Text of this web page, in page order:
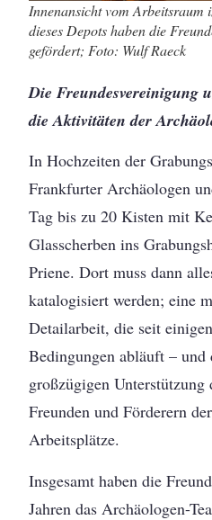
Innenansicht vom Arbeitsraum
dieses Depots haben die
gefördert; Foto: Wulf Raeck
Die Freundesvereinigung
die Aktivitäten der
In Hochzeiten der
Frankfurter Archäologen
Tag bis zu 20 Kisten mit
Glasscherben ins
Priene. Dort muss dann
katalogisiert werden; eine
Detailarbeit, die seit
Bedingungen abläuft – und
großzügigen
Freunden und Förderern
Arbeitsplätze.
Insgesamt haben die
Jahren das Archäologen-